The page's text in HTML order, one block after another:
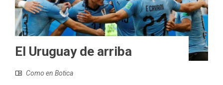
El Uruguay de arriba
Como en Botica